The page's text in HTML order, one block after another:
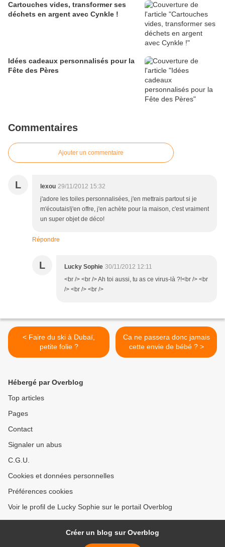
Cartouches vides, transformer ses
déchets en argent avec Cynkle !
Idées cadeaux personnalisés pour la
Fête des Pères
Commentaires
Ajouter un commentaire
L lexou 29/11/2012 15:32
j'adore les toiles personnalisées, j'en mettrais partout si je
m'écoutais!j'en offre, j'en achète pour la maison, c'est vraiment
un super objet de déco!
Répondre
L Lucky Sophie 30/11/2012 12:11
<br /> <br /> Ah toi aussi, tu as ce virus-là ?!<br /> <br
/> <br /> <br />
< Faire du ski à Dubaï,
petite folie ?
Ca ne passera donc jamais
cette envie de bébé ? >
Hébergé par Overblog
Top articles
Pages
Contact
Signaler un abus
C.G.U.
Cookies et données personnelles
Préférences cookies
Voir le profil de Lucky Sophie sur le portail Overblog
Créer un blog sur Overblog